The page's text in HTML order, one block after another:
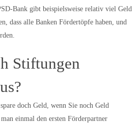
Bank gibt beispielsweise relativ viel Geld
dass alle Banken Fördertöpfe haben, und
Stiftungen
doch Geld, wenn Sie noch Geld
einmal den ersten Förderpartner